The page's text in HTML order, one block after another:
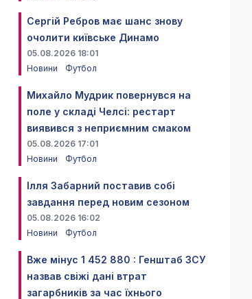
Сергій Ребров має шанс знову
очолити київське Динамо
05.08.2026 18:01
Новини
Футбол
Михайло Мудрик повернувся на
поле у складі Челсі: рестарт
виявився з неприємним смаком
05.08.2026 17:01
Новини
Футбол
Ілля Забарний поставив собі
завдання перед новим сезоном
05.08.2026 16:02
Новини
Футбол
Вже мінус 1 452 880 : Генштаб ЗСУ
назвав свіжі дані втрат
загарбників за час їхнього